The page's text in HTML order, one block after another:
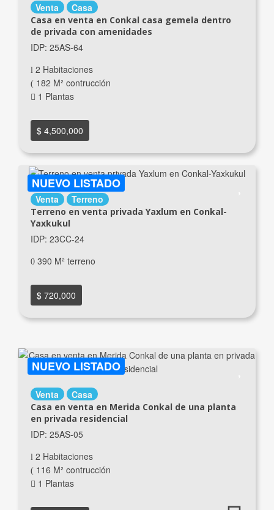
Venta Casa
Casa en venta en Conkal casa gemela dentro
de privada con amenidades
IDP: 25AS-64
2 Habitaciones
182 M² contrucción
1 Plantas
$ 4,500,000
NUEVO LISTADO
Venta Terreno
Terreno en venta privada Yaxlum en Conkal-
Yaxkukul
IDP: 23CC-24
390 M² terreno
$ 720,000
NUEVO LISTADO
Venta Casa
Casa en venta en Merida Conkal de una planta
en privada residencial
IDP: 25AS-05
2 Habitaciones
116 M² contrucción
1 Plantas